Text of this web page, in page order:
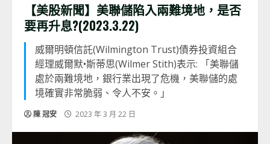
【美股新聞】美聯儲陷入兩難境地，是否
要再升息?(2023.3.22)
威爾明頓信託(Wilmington Trust)債券投資組合
經理威爾默•斯蒂思(Wilmer Stith)表示: 「美聯儲
處於兩難境地，銀行業出現了危機，美聯儲的處
境確實非常脆弱、令人不安。」
陳 冠安 2023 年 3 月 22 日